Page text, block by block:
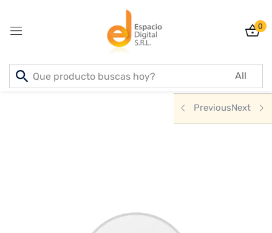
0
Inicio PRODUCTOS INFORMATICA NETWORK
PreviousNext
Sign in